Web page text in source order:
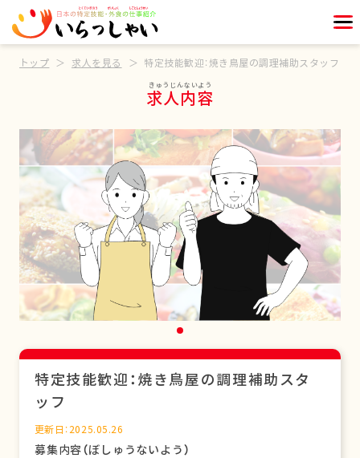
トップ 求人を見る 特定技能歓迎：焼き鳥屋の調理補助スタッフ
求人内容
特定技能歓迎：焼き鳥屋の調理補助スタ
ッフ
更新日：2025.05.26
募集内容（ぼしゅうないよう）